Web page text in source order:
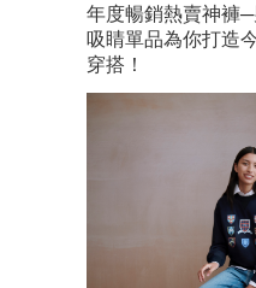
年度暢銷熱賣神褲
吸睛單品為你打造
穿搭！